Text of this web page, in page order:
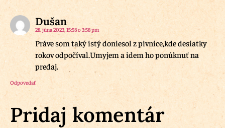
Dušan
28. júna 2023, 15:58 o 3:58 pm
Práve som taký istý doniesol z pivnice,kde desiatky
rokov odpočíval.Umyjem a idem ho ponúknuť na
predaj.
Odpovedať
Pridaj komentár